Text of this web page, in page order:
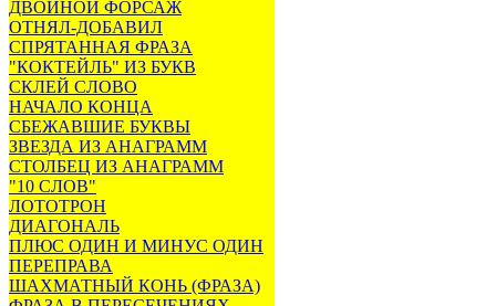
ДВОЙНОЙ ФОРСАЖ
ОТНЯЛ-ДОБАВИЛ
СПРЯТАННАЯ ФРАЗА
"КОКТЕЙЛЬ" ИЗ БУКВ
СКЛЕЙ СЛОВО
НАЧАЛО КОНЦА
СБЕЖАВШИЕ БУКВЫ
ЗВЕЗДА ИЗ АНАГРАММ
СТОЛБЕЦ ИЗ АНАГРАММ
"10 СЛОВ"
ЛОТОТРОН
ДИАГОНАЛЬ
ПЛЮС ОДИН И МИНУС ОДИН
ПЕРЕПРАВА
ШАХМАТНЫЙ КОНЬ (ФРАЗА)